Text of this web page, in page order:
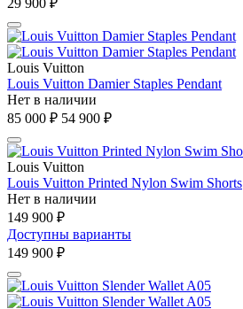
29 900 ₽
Louis Vuitton
Louis Vuitton Damier Staples Pendant
Нет в наличии
85 000 ₽ 54 900 ₽
Louis Vuitton
Louis Vuitton Printed Nylon Swim Shorts
Нет в наличии
149 900 ₽
Доступны варианты
149 900 ₽